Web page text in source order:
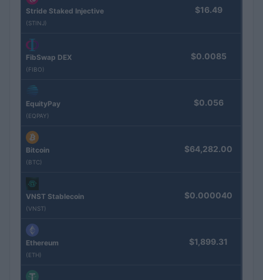
Stride Staked Injective
(STINJ)
$16.49
FibSwap DEX
(FIBO)
$0.0085
EquityPay
(EQPAY)
$0.056
Bitcoin
(BTC)
$64,282.00
VNST Stablecoin
(VNST)
$0.000040
Ethereum
(ETH)
$1,899.31